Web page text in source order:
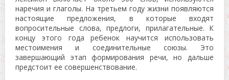
наречия и глаголы. На третьем году жизни появляются
настоящие предложения, в которые входят
вопросительные слова, предлоги, прилагательные. К
концу этого года ребенок научится использовать
местоимения и соединительные союзы. Это
завершающий этап формирования речи, но дальше
предстоит ее совершенствование.